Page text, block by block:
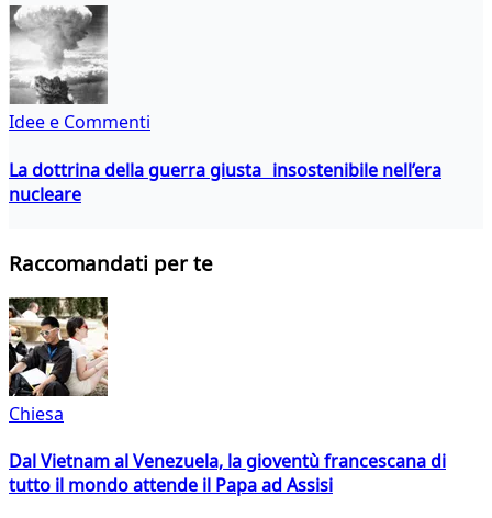
Idee e Commenti
La dottrina della guerra giusta insostenibile nell’era
nucleare
Raccomandati per te
Chiesa
Dal Vietnam al Venezuela, la gioventù francescana di
tutto il mondo attende il Papa ad Assisi